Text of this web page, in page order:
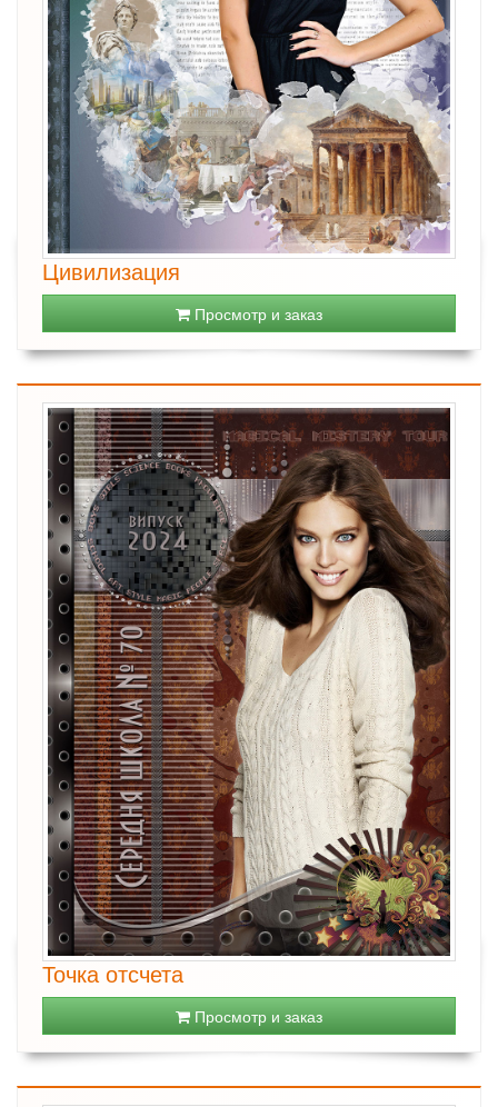
Цивилизация
Просмотр и заказ
Точка отсчета
Просмотр и заказ